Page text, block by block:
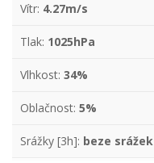
Vítr: 4.27m/s
Tlak: 1025hPa
Vlhkost: 34%
Oblačnost: 5%
Srážky [3h]: beze srážek